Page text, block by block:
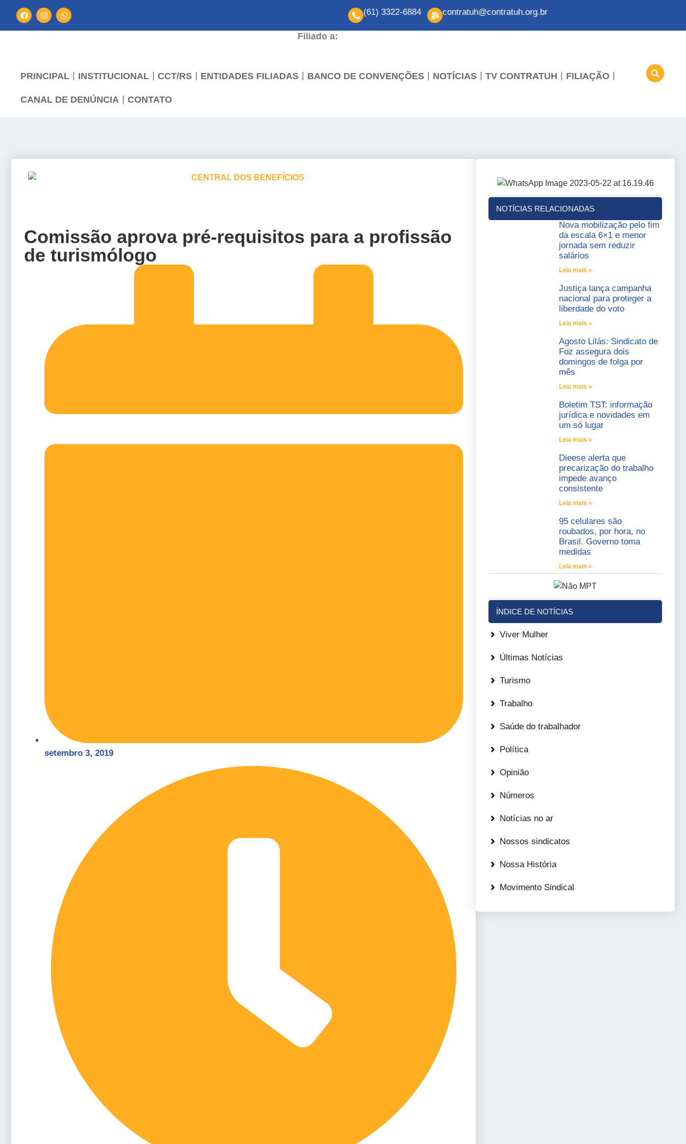
(61) 3322-6884 contratuh@contratuh.org.br
Filiado a:
PRINCIPAL INSTITUCIONAL CCT/RS ENTIDADES FILIADAS BANCO DE CONVENÇÕES NOTÍCIAS TV CONTRATUH FILIAÇÃO
CANAL DE DENÚNCIA CONTATO
Comissão aprova pré-requisitos para a profissão
de turismólogo
setembro 3, 2019
NOTÍCIAS RELACIONADAS
Nova mobilização pelo fim
da escala 6×1 e menor
jornada sem reduzir
salários
Leia mais »
Justiça lança campanha
nacional para proteger a
liberdade do voto
Leia mais »
Agosto Lilás: Sindicato de
Foz assegura dois
domingos de folga por
mês
Leia mais »
Boletim TST: informação
jurídica e novidades em
um só lugar
Leia mais »
Dieese alerta que
precarização do trabalho
impede avanço
consistente
Leia mais »
95 celulares são
roubados, por hora, no
Brasil. Governo toma
medidas
Leia mais »
ÍNDICE DE NOTÍCIAS
Viver Mulher
Últimas Notícias
Turismo
Trabalho
Saúde do trabalhador
Política
Opinião
Números
Notícias no ar
Nossos sindicatos
Nossa História
Movimento Sindical